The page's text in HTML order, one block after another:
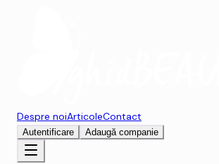
Despre noiArticoleContact
Autentificare Adaugă companie